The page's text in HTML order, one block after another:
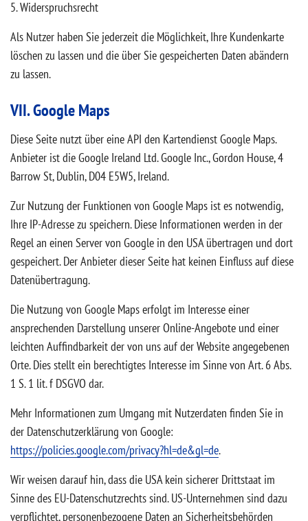
5. Widerspruchsrecht
Als Nutzer haben Sie jederzeit die Möglichkeit, Ihre Kundenkarte
löschen zu lassen und die über Sie gespeicherten Daten abändern
zu lassen.
VII. Google Maps
Diese Seite nutzt über eine API den Kartendienst Google Maps.
Anbieter ist die Google Ireland Ltd. Google Inc., Gordon House, 4
Barrow St, Dublin, D04 E5W5, Ireland.
Zur Nutzung der Funktionen von Google Maps ist es notwendig,
Ihre IP-Adresse zu speichern. Diese Informationen werden in der
Regel an einen Server von Google in den USA übertragen und dort
gespeichert. Der Anbieter dieser Seite hat keinen Einfluss auf diese
Datenübertragung.
Die Nutzung von Google Maps erfolgt im Interesse einer
ansprechenden Darstellung unserer Online-Angebote und einer
leichten Auffindbarkeit der von uns auf der Website angegebenen
Orte. Dies stellt ein berechtigtes Interesse im Sinne von Art. 6 Abs.
1 S. 1 lit. f DSGVO dar.
Mehr Informationen zum Umgang mit Nutzerdaten finden Sie in
der Datenschutzerklärung von Google:
https://policies.google.com/privacy?hl=de&gl=de.
Wir weisen darauf hin, dass die USA kein sicherer Drittstaat im
Sinne des EU-Datenschutzrechts sind. US-Unternehmen sind dazu
verpflichtet, personenbezogene Daten an Sicherheitsbehörden